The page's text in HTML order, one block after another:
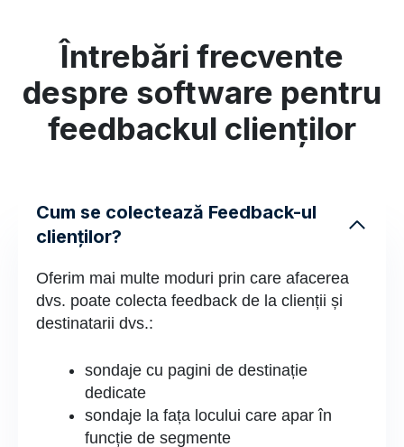
Întrebări frecvente
despre software pentru
feedbackul clienților
Cum se colectează Feedback-ul
clienților?
Oferim mai multe moduri prin care afacerea
dvs. poate colecta feedback de la clienții și
destinatarii dvs.:
sondaje cu pagini de destinație
dedicate
sondaje la fața locului care apar în
funcție de segmente